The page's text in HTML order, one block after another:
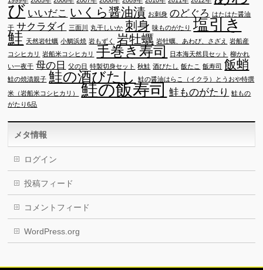
び いいだこ いくら醤油漬 お刺身 のどぐろ はたはた醤油
干 サクラダイ 三面川 丸干しいか 刺身 味ものがたり 塩引き
鮭 天然岩牡蠣 小鯛浜焼 岩もずく 岩牡蠣 岩牡蠣、あわび、さざえ
岩船産
コシヒカリ
岩船米コシヒカリ 手巻き寿司 日本海天然貝セット 柳かれ
い一夜干 母の日 父の日 特製切身セット 秋鮭 酒びたし 飯たこ 飯寿司 飯蛸
鮭の焼漬親子 鮭の酒びたし
鮭の醤油はらこ（イクラ）とうおや特撰
米（岩船米コシヒカリ）
鮭の飯寿司 鮭ものがたり
鮭もの
がたり6品
メタ情報
ログイン
投稿フィード
コメントフィード
WordPress.org